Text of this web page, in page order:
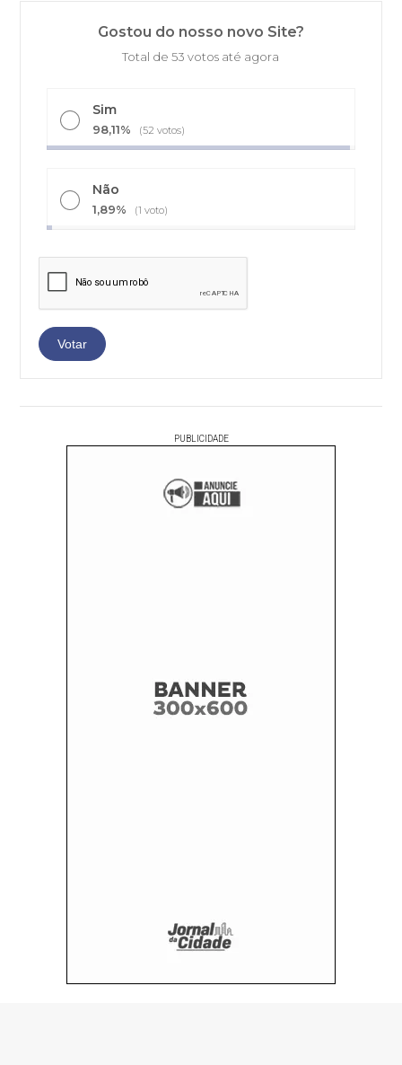
Gostou do nosso novo Site?
Total de 53 votos até agora
Sim
98,11% (52 votos)
Não
1,89% (1 voto)
PUBLICIDADE